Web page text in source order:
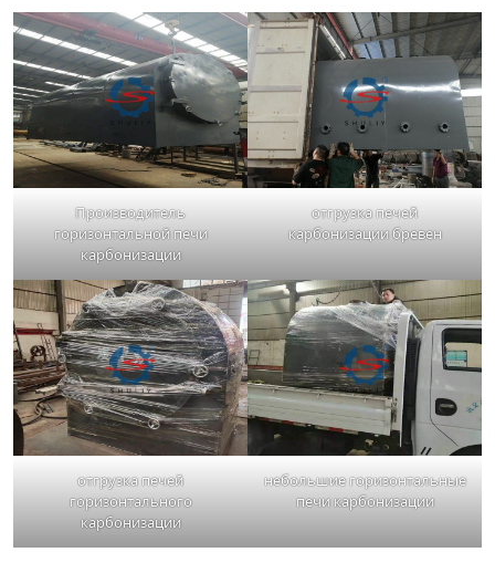
Производитель
горизонтальной печи
карбонизации
отгрузка печей
карбонизации бревен
отгрузка печей
горизонтального
карбонизации
небольшие горизонтальные
печи карбонизации